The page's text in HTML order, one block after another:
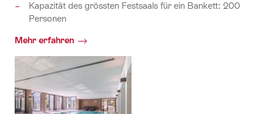
Kapazität des grössten Festsaals für ein Bankett: 200
Personen
Mehr erfahren